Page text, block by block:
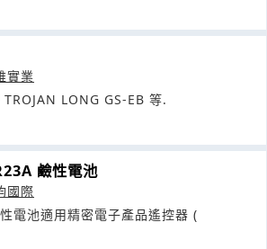
實業
LONG GS-EB 等.
鹼性電池
國際
電池適用精密電子產品遙控器 (